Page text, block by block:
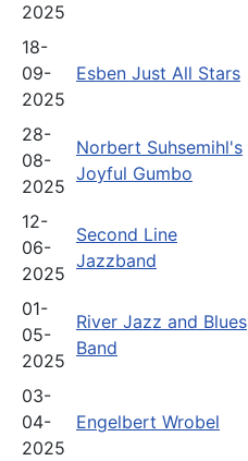
2025
18-
09-
2025
Esben Just All Stars
28-
08-
2025
Norbert Suhsemihl's
Joyful Gumbo
12-
06-
2025
Second Line
Jazzband
01-
05-
2025
River Jazz and Blues
Band
03-
04-
2025
Engelbert Wrobel